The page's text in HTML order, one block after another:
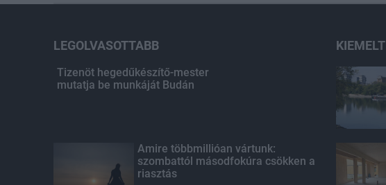
LEGOLVASOTTABB
Tizenöt hegedűkészítő-mester
mutatja be munkáját Budán
Amire többmillióan vártunk:
szombattól másodfokúra csökken a
riasztás
KIEMELT